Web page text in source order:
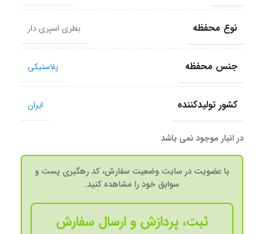
نوع محفظه بطری اسپری دار
جنس محفظه پلاستیکی
کشور تولید‎کننده ایران
در انبار موجود نمی باشد
با عضویت در سایت وضعیت سفارش، کد رهگیری پست و
سوابق خود را مشاهده کنید.
ثبت، پردازش و ارسال سفارش